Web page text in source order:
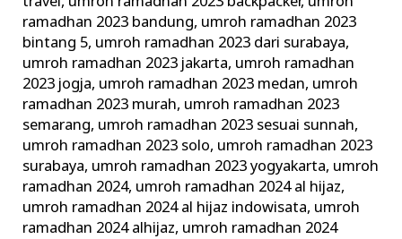
ramadhan 2023 bandung, umroh ramadhan 2023
bintang 5, umroh ramadhan 2023 dari surabaya,
umroh ramadhan 2023 jakarta, umroh ramadhan
2023 jogja, umroh ramadhan 2023 medan, umroh
ramadhan 2023 murah, umroh ramadhan 2023
semarang, umroh ramadhan 2023 sesuai sunnah,
umroh ramadhan 2023 solo, umroh ramadhan 2023
surabaya, umroh ramadhan 2023 yogyakarta, umroh
ramadhan 2024, umroh ramadhan 2024 al hijaz,
umroh ramadhan 2024 al hijaz indowisata, umroh
ramadhan 2024 alhijaz, umroh ramadhan 2024